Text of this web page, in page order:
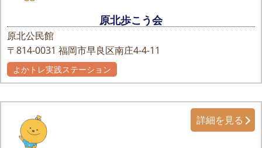
原北歩こう会
原北公民館
〒814-0031 福岡市早良区南庄4-4-11
よかトレ実践ステーション
詳細を見る